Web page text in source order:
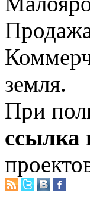
земля.
При
ссылка